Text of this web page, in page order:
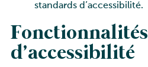
standards d’accessibilité.
Fonctionnalités
d’accessibilité